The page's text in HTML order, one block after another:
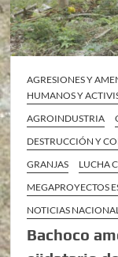
AGRESIONES Y
HUMANOS Y
AGROINDUSTRIA
DESTRUCCIÓN Y
GRANJAS
LUCHA
MEGAPROYECTOS
NOTICIAS
Bachoco